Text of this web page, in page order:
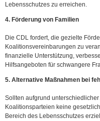
Lebensschutzes zu erreichen.
4. Förderung von Familien
Die CDL fordert, die gezielte
Koalitionsvereinbarungen zu
finanzielle Unterstützung,
Hilfsangeboten für schwangere
5. Alternative Maßnahmen bei
Sollten aufgrund
Koalitionsparteien keine
Bereich des Lebensschutzes